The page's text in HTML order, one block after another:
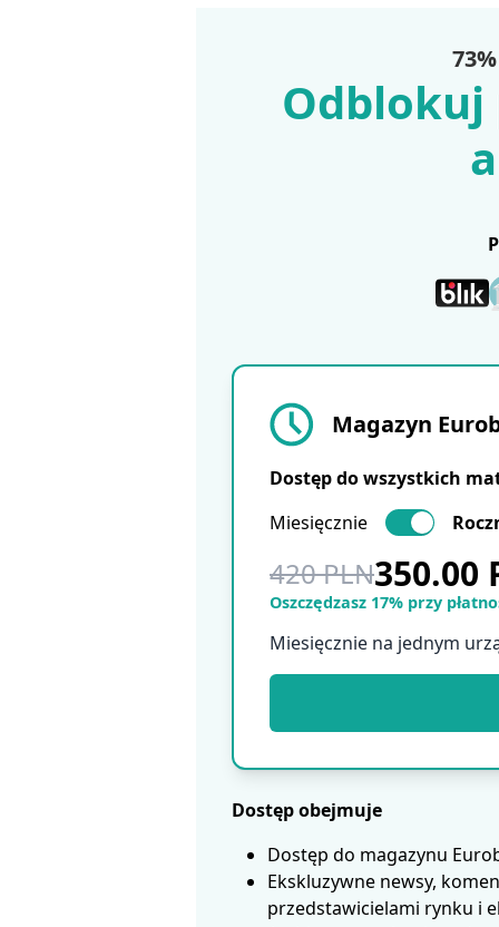
Odblokuj
Magazyn
Dostęp do wszystkich
Miesięcznie
420 PLN350.00
Oszczędzasz 17% przy
Miesięcznie na jednym
Dostęp obejmuje
Dostęp do magazynu
Ekskluzywne newsy,
przedstawicielami rynku i